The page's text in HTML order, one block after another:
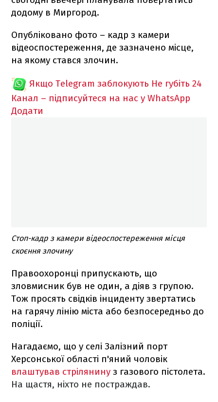
додому в Миргород.
Опубліковано фото – кадр з камери
відеоспостереження, де зазначено місце,
на якому стався злочин.
Якщо Telegram заблокують Не губіть 24
Канал – підписуйтеся на нас у WhatsApp
Додати
Стоп-кадр з камери відеоспостереження місця
скоєння злочину
Правоохоронці припускають, що
зловмисник був не один, а діяв з групою.
Тож просять свідків інциденту звертатись
на гарячу лінію міста або безпосередньо до
поліції.
Нагадаємо, що у селі Залізний порт
Херсонської області п'яний чоловік
влаштував стрілянину з газового пістолета.
На щастя, ніхто не постраждав.